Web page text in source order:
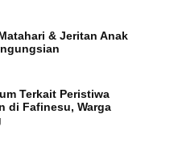
& Jeritan Anak
Terkait Peristiwa
di Fafinesu, Warga